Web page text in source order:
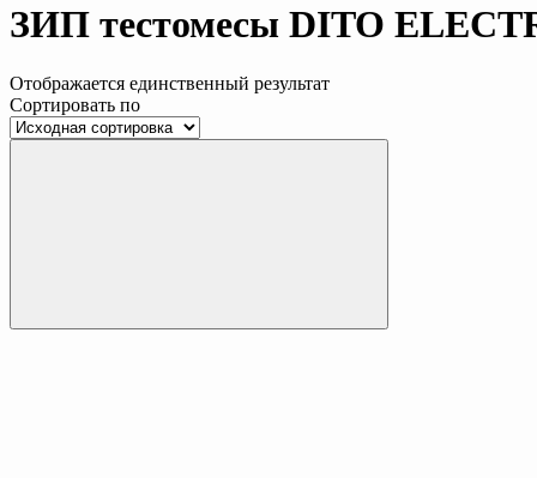
ЗИП тестомесы DITO
Отображается единственный результат
Сортировать по